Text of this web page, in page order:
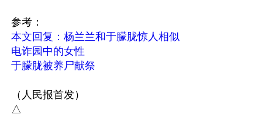
本文回复：杨兰兰和于朦胧惊人相似
电诈园中的女性
于朦胧被养尸献祭
（人民报首发）